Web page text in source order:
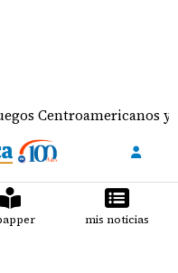
y del Caribe
mis noticias